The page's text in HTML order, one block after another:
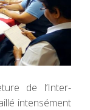
de l’Inter-
intensément